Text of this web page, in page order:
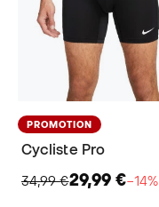
PROMOTION
Cycliste Pro
34,99 €29,99 €−14%